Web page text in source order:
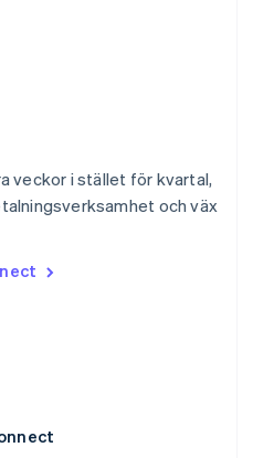
veckor i stället för kvartal,
och väx
English